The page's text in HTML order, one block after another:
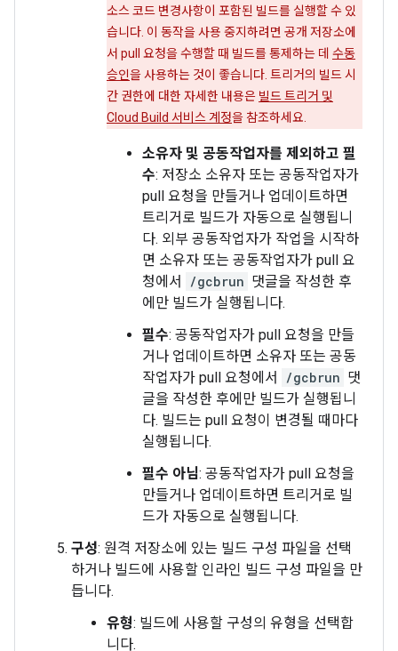
소스 코드 변경사항이 포함된 빌드를 실행할 수 있
습니다. 이 동작을 사용 중지하려면 공개 저장소에
서 pull 요청을 수행할 때 빌드를 통제하는 데 수동
승인을 사용하는 것이 좋습니다. 트리거의 빌드 시
간 권한에 대한 자세한 내용은 빌드 트리거 및
Cloud Build 서비스 계정을 참조하세요.
소유자 및 공동작업자를 제외하고 필
수: 저장소 소유자 또는 공동작업자가
pull 요청을 만들거나 업데이트하면
트리거로 빌드가 자동으로 실행됩니
다. 외부 공동작업자가 작업을 시작하
면 소유자 또는 공동작업자가 pull 요
청에서
/gcbrun 댓글을 작성한 후
에만 빌드가 실행됩니다.
필수: 공동작업자가 pull 요청을 만들
거나 업데이트하면 소유자 또는 공동
작업자가 pull 요청에서
/gcbrun 댓
글을 작성한 후에만 빌드가 실행됩니
다. 빌드는 pull 요청이 변경될 때마다
실행됩니다.
필수 아님: 공동작업자가 pull 요청을
만들거나 업데이트하면 트리거로 빌
드가 자동으로 실행됩니다.
구성: 원격 저장소에 있는 빌드 구성 파일을 선택
하거나 빌드에 사용할 인라인 빌드 구성 파일을 만
듭니다.
유형: 빌드에 사용할 구성의 유형을 선택합
니다.